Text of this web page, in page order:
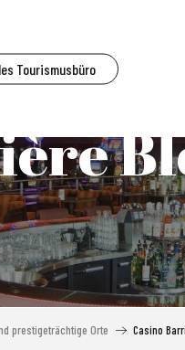
Tourismusbüro
prestigeträchtige Orte Casino